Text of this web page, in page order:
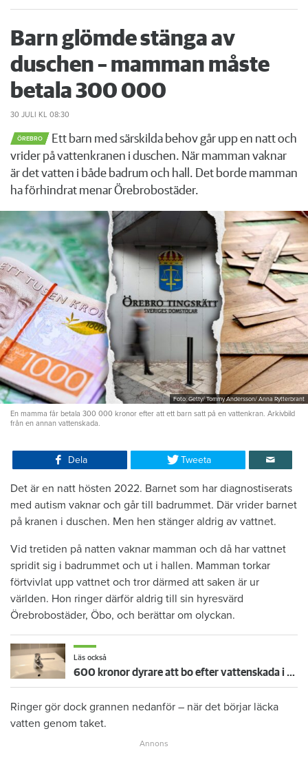
Barn glömde stänga av
duschen – mamman måste
betala 300 000
30 JULI KL 08:30
ÖREBRO
Ett barn med särskilda behov går upp en natt och
vrider på vattenkranen i duschen. När mamman vaknar
är det vatten i både badrum och hall. Det borde mamman
ha förhindrat menar Örebrobostäder.
Foto: Getty/ Tommy Andersson/ Anna Rytterbrant
En mamma får betala 300 000 kronor efter att ett barn satt på en vattenkran. Arkivbild
från en annan vattenskada.
Dela Tweeta
Det är en natt hösten 2022. Barnet som har diagnostiserats
med autism vaknar och går till badrummet. Där vrider barnet
på kranen i duschen. Men hen stänger aldrig av vattnet.
Vid tretiden på natten vaknar mamman och då har vattnet
spridit sig i badrummet och ut i hallen. Mamman torkar
förtvivlat upp vattnet och tror därmed att saken är ur
världen. Hon ringer därför aldrig till sin hyresvärd
Örebrobostäder, Öbo, och berättar om olyckan.
Läs också
600 kronor dyrare att bo efter vattenskada i Varberg
Ringer gör dock grannen nedanför – när det börjar läcka
vatten genom taket.